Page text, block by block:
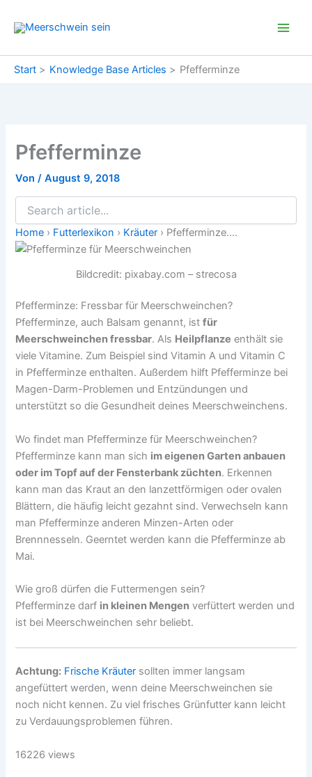
Inhalt
Start Knowledge Base Articles Pfefferminze
Pfefferminze
Von/August 9, 2018
Home › Futterlexikon › Kräuter › Pfefferminze....
Bildcredit: pixabay.com – strecosa
Pfefferminze: Fressbar für Meerschweinchen?
Pfefferminze, auch Balsam genannt, istfür
Meerschweinchen fressbar. Als Heilpflanze enthält sie
viele Vitamine. Zum Beispiel sind Vitamin A und Vitamin C
in Pfefferminze enthalten. Außerdem hilft Pfefferminze bei
Magen-Darm-Problemen und Entzündungen und
unterstützt so die Gesundheit deines Meerschweinchens.
Wo findet man Pfefferminze für Meerschweinchen?
Pfefferminze kann man sich im eigenen Garten anbauen
oder im Topf auf der Fensterbank züchten. Erkennen
kann man das Kraut an den lanzettförmigen oder ovalen
Blättern, die häufig leicht gezahnt sind. Verwechseln kann
man Pfefferminze anderen Minzen-Arten oder
Brennnesseln. Geerntet werden kann die Pfefferminze ab
Mai.
Wie groß dürfen die Futtermengen sein?
Pfefferminze darf in kleinen Mengen verfüttert werden und
ist bei Meerschweinchen sehr beliebt.
Achtung: Frische Kräuter sollten immer langsam
angefüttert werden, wenn deine Meerschweinchen sie
noch nicht kennen. Zu viel frisches Grünfutter kann leicht
zu Verdauungsproblemen führen.
16226 views